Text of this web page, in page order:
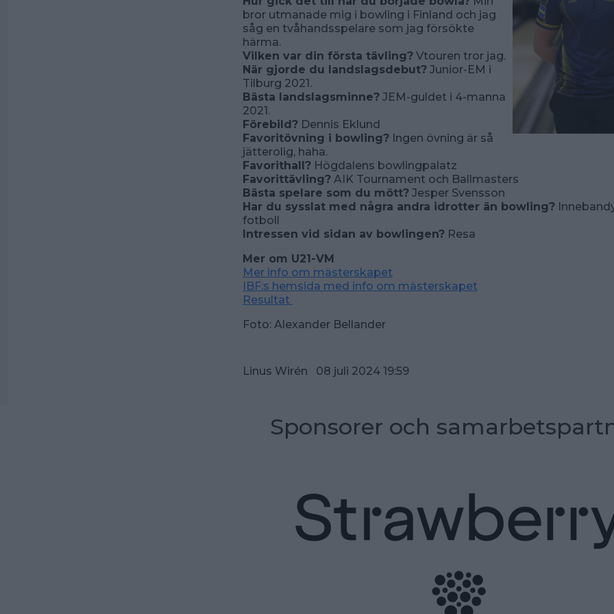
bror utmanade mig i bowling i Finland och jag
såg en tvåhandsspelare som jag försökte
härma.
Vilken var din första tävling? Vtouren tror jag.
När gjorde du landslagsdebut? Junior-EM i
Tilburg 2021.
Bästa landslagsminne? JEM-guldet i 4-manna
2021.
Förebild? Dennis Eklund
Favoritövning i bowling? Ingen övning är så
jätterolig, haha.
Favorithall? Högdalens bowlingpalatz
Favorittävling? AIK Tournament och Ballmasters
Bästa spelare som du mött? Jesper Svensson
Har du sysslat med några andra idrotter än bowling?
fotboll
Intressen vid sidan av bowlingen? Resa
Mer om U21-VM
Mer info om mästerskapet
IBF:s hemsida med info om mästerskapet
Resultat
Foto: Alexander Bellander
Linus Wirén 08 juli 2024 19:59
Sponsorer och